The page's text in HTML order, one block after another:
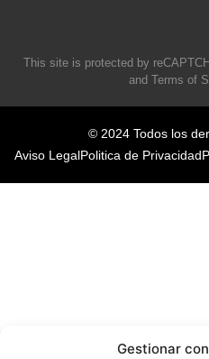
Gestionar
This site is protected by
and Terms of
© 2024 Todos los
Aviso LegalPolitica de Privacidad